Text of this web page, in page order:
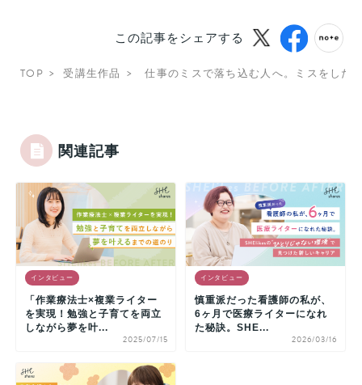
この記事をシェアする
TOP 受講生作品 仕事のミスで落ち込む人へ。ミスをした
関連記事
インタビュー
「作業療法士×複業ライター
を実現！勉強と子育てを両立
しながら夢を叶...
2025/07/15
インタビュー
慎重派だった看護師の私が、
6ヶ月で医療ライターになれ
た秘訣。SHE...
2026/03/16